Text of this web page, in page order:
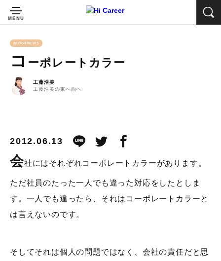
BLOG&NEWS
コ ーポレートカラー
工藤浩美
工藤浩美の東へ西へ
2012.06.13
会社にはそれぞれコーポレートカラーがあります。
ただ社員のたった一人でも違った対応をしたとしま
す。一人でも違ったら、それはコーポレートカラーと
は言えないのです。
そしてそれは個人の問題ではなく、会社の責任だと思